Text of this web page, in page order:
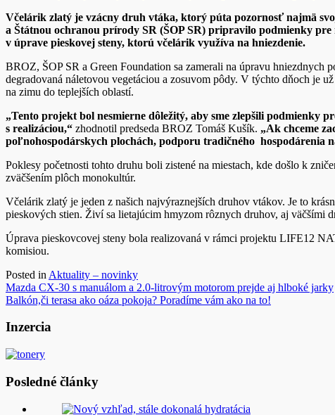
Včelárik zlatý je vzácny druh vtáka, ktorý púta pozornosť najmä
a Štátnou ochranou prírody SR (ŠOP SR) pripravilo podmienky
v úprave pieskovej steny, ktorú včelárik využíva na hniezdenie.
BROZ, ŠOP SR a Green Foundation sa zamerali na úpravu hniezdnych
degradovaná náletovou vegetáciou a zosuvom pôdy. V týchto dňoch je
na zimu do teplejších oblastí.
„Tento projekt bol nesmierne dôležitý, aby sme zlepšili
s realizáciou,“ zhodnotil predseda BROZ Tomáš Kušík. „Ak chceme
poľnohospodárskych plochách, podporu tradičného hospodárenia
Poklesy početnosti tohto druhu boli zistené na miestach, kde došlo k
zväčšením plôch monokultúr.
Včelárik zlatý je jeden z našich najvýraznejších druhov vtákov. Je to
pieskových stien. Živí sa lietajúcim hmyzom rôznych druhov, aj väčšími
Úprava pieskovcovej steny bola realizovaná v rámci projektu LIFE12
komisiou.
Posted in Aktuality – novinky
Navigácia
v
článku
Mazda CX-30 s manuálom a 2.0-litrovým motorom prejde aj hlboké jarky
Balkón,či terasa ako oáza pokoja? Poradíme vám ako na to!
Inzercia
Posledné články